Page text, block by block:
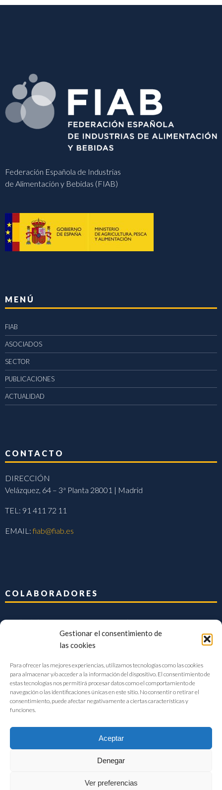
Gestionar el consentimiento de
las cookies
Para ofrecer las mejores experiencias, utilizamos tecnologías como las cookies
para almacenar y/o acceder a la información del dispositivo. El consentimiento de
estas tecnologías nos permitirá procesar datos como el comportamiento de
navegación o las identificaciones únicas en este sitio. No consentir o retirar el
consentimiento, puede afectar negativamente a ciertas características y
funciones.
Aceptar
Denegar
Ver preferencias
Federación Española de Industrias
de Alimentación y Bebidas (FIAB)
MENÚ
FIAB
ASOCIADOS
SECTOR
PUBLICACIONES
ACTUALIDAD
CONTACTO
DIRECCIÓN
Velázquez, 64 – 3ª Planta 28001 | Madrid
TEL: 91 411 72 11
EMAIL:fiab@fiab.es
COLABORADORES
FIAB Federación Española de Industrias de la Alimentación y Bebidas